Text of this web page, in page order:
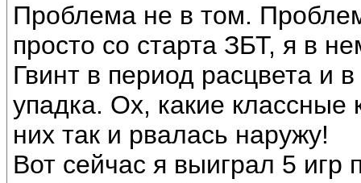
Проблема не в том.
просто со старта ЗБТ, я в
Гвинт в период расцвета и
упадка. Ох, какие
них так и рвалась наружу!
Вот сейчас я выиграл 5 игр